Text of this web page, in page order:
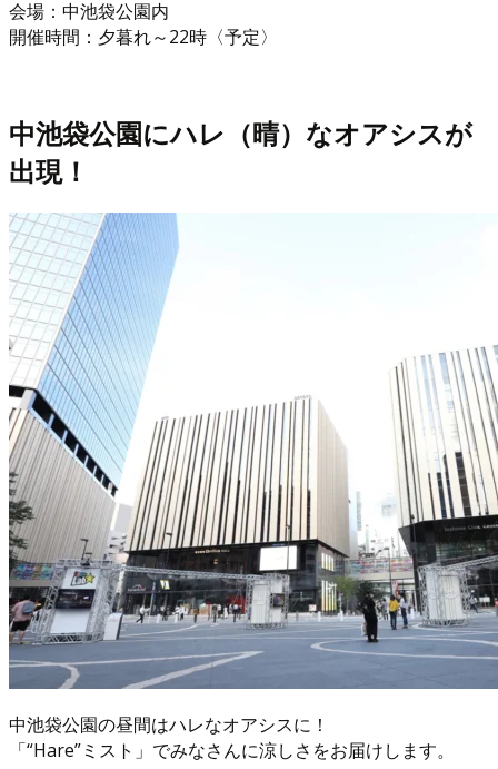
会場：中池袋公園内
開催時間：夕暮れ～22時〈予定〉
中池袋公園にハレ（晴）なオアシスが
出現！
中池袋公園の昼間はハレなオアシスに！
「“Hare”ミスト」でみなさんに涼しさをお届けします。